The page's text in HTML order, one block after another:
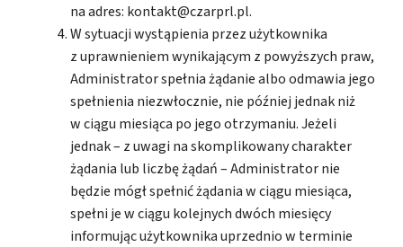
na adres: kontakt@czarprl.pl.
W sytuacji wystąpienia przez użytkownika
z uprawnieniem wynikającym z powyższych praw,
Administrator spełnia żądanie albo odmawia jego
spełnienia niezwłocznie, nie później jednak niż
w ciągu miesiąca po jego otrzymaniu. Jeżeli
jednak – z uwagi na skomplikowany charakter
żądania lub liczbę żądań – Administrator nie
będzie mógł spełnić żądania w ciągu miesiąca,
spełni je w ciągu kolejnych dwóch miesięcy
informując użytkownika uprzednio w terminie